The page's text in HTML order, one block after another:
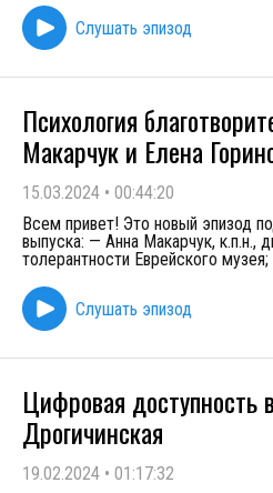
Слушать эпизод
Психология
Макарчук и Елена
15.03.2024 • 00:44:20
Всем привет! Это новый эпизод
выпуска: — Анна Макарчук, к.п.н.,
толерантности Еврейского
Слушать эпизод
Цифровая доступность
Дрогичинская
19.02.2024 • 01:17:32